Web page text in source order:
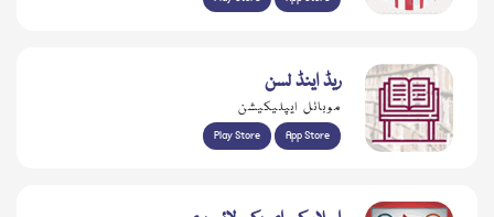
ریڈ اینڈ لسن
موبائل ایپلیکیشن
Play Store App Store